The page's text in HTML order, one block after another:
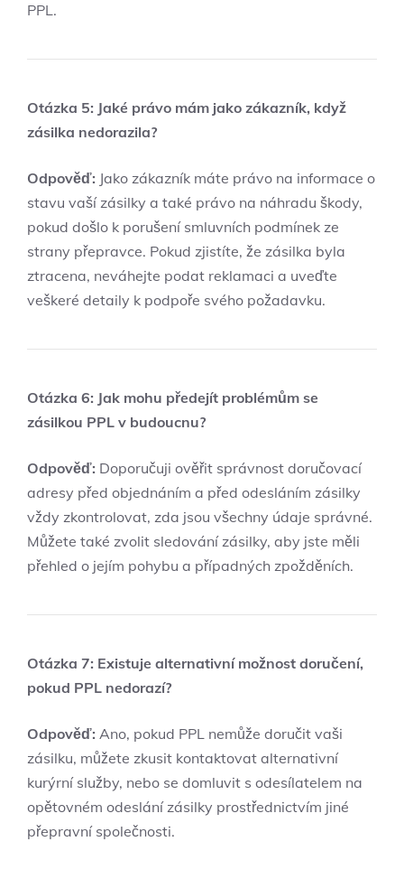
PPL.
Otázka 5: Jaké právo mám jako zákazník, když
zásilka nedorazila?
Odpověď: Jako zákazník máte právo na informace o
stavu vaší zásilky a také právo na náhradu škody,
pokud došlo k porušení smluvních podmínek ze
strany přepravce. Pokud zjistíte, že zásilka byla
ztracena, neváhejte podat reklamaci a uveďte
veškeré detaily k podpoře svého požadavku.
Otázka 6: Jak mohu předejít problémům se
zásilkou PPL v budoucnu?
Odpověď: Doporučuji ověřit správnost doručovací
adresy před objednáním a před odesláním zásilky
vždy zkontrolovat, zda jsou všechny údaje správné.
Můžete také zvolit sledování zásilky, aby jste měli
přehled o jejím pohybu a případných zpožděních.
Otázka 7: Existuje alternativní možnost doručení,
pokud PPL nedorazí?
Odpověď: Ano, pokud PPL nemůže doručit vaši
zásilku, můžete zkusit kontaktovat alternativní
kurýrní služby, nebo se domluvit s odesílatelem na
opětovném odeslání zásilky prostřednictvím jiné
přepravní společnosti.